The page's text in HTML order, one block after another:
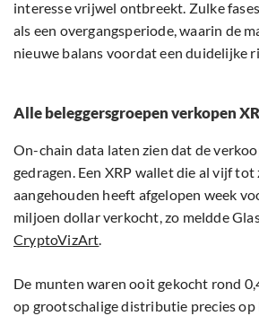
interesse vrijwel ontbreekt. Zulke
als een overgangsperiode, waarin de
nieuwe balans voordat een duidelijke
Alle beleggersgroepen verkopen
On-chain data laten zien dat de
gedragen. Een XRP wallet die al vijf tot
aangehouden heeft afgelopen week
miljoen dollar verkocht, zo meldde
CryptoVizArt.
De munten waren ooit gekocht rond
op grootschalige distributie precies